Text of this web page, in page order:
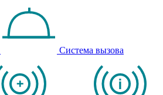
Система вызова